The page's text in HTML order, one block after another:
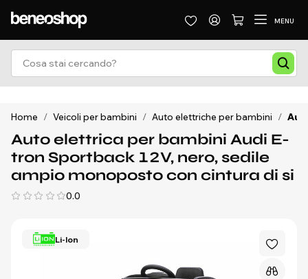
MENU
Home / Veicoli per bambini / Auto elettriche per bambini /
Auto elettrica per bambini Audi E-
tron Sportback 12V, nero, sedile
ampio monoposto con cintura di si
0.0
Li-Ion